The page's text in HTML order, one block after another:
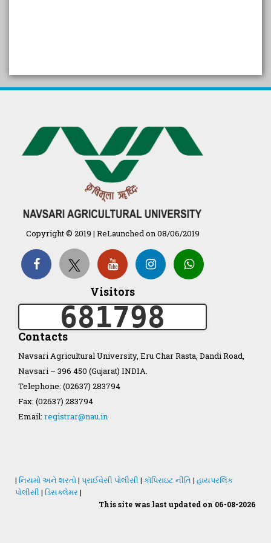
પ્રાકૃતિક કૃષિ (ખેતી)
દેશી ગાય આધારિત પ્રાકૃતિક ખેતી
गुणवत्ता युक्त कृषि-शिक्षा एक पहल" - भारतीय
कृषि अनुसंधान परिषद की 25वीं अखिल
Organization Structure
ખેડુત માર્ગદર્શિકા
Accreditation Certificate
NAU Statute(Revised)
Copyright © 2019 | ReLaunched on 08/06/2019
Visitors
681798
Contacts
Navsari Agricultural University, Eru Char Rasta, Dandi Road,
Navsari – 396 450 (Gujarat) INDIA.
Telephone: (02637) 283794
Fax: (02637) 283794
Email: registrar@nau.in
| નિયમો અને શરતો| પ્રાઈવેસી પોલીસી | કૉપિરાઇટ નીતિ | હાયપરલિંક
પોલીસી | ડિસક્લેમર |
This site was last updated on 06-08-2026